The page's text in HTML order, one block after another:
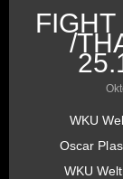
/
WKU
Oscar
WKU